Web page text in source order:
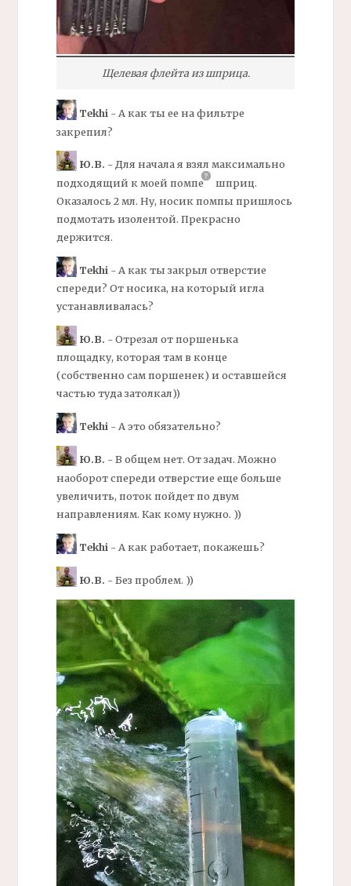
Щелеваяфлейтаиз шприца.
Tekhi- А как ты ее на фильтре
закрепил?
Ю.В. - Для начала я взял максимально
подходящий к моей помпе
шприц.
Оказалось 2 мл. Ну, носик помпы пришлось
подмотать изолентой. Прекрасно
держится.
Tekhi - А как ты закрыл отверстие
спереди? От носика, на который игла
устанавливалась?
Ю.В. - Отрезал от поршенька
площадку, которая там в конце
(собственно сам поршенек) и оставшейся
частью туда затолкал))
Tekhi- А это обязательно?
Ю.В. - В общем нет. От задач. Можно
наоборот спереди отверстие еще больше
увеличить, поток пойдет по двум
направлениям. Как кому нужно. ))
Tekhi - А как работает, покажешь?
Ю.В. - Без проблем. ))